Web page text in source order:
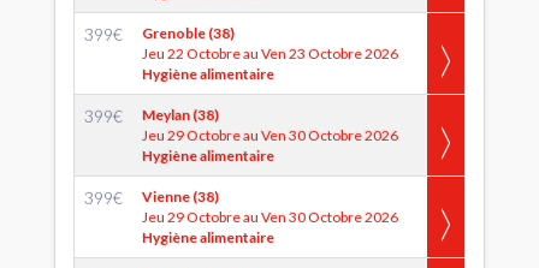
399€
Grenoble (38)
Jeu 22 Octobre au Ven 23 Octobre 2026
Hygiène alimentaire
399€
Meylan (38)
Jeu 29 Octobre au Ven 30 Octobre 2026
Hygiène alimentaire
399€
Vienne (38)
Jeu 29 Octobre au Ven 30 Octobre 2026
Hygiène alimentaire